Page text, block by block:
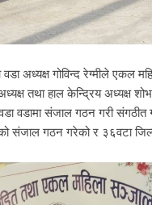
अध्यक्ष गोविन्द रेग्मीले
तथा हाल केन्द्रिय अध्यक्ष
वडामा संजाल गठन गरी संगठीत
संजाल गठन गरेको र ३६वटा